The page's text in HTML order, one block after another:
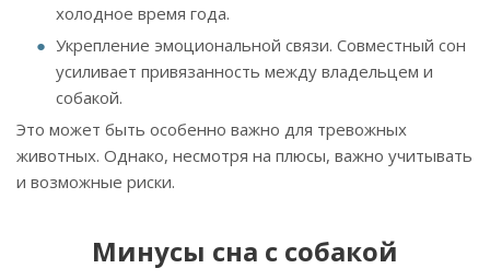
холодное время года.
Укрепление эмоциональной связи. Совместный сон
усиливает привязанность между владельцем и
собакой.
Это может быть особенно важно для тревожных
животных. Однако, несмотря на плюсы, важно учитывать
и возможные риски.
Минусы сна с собакой